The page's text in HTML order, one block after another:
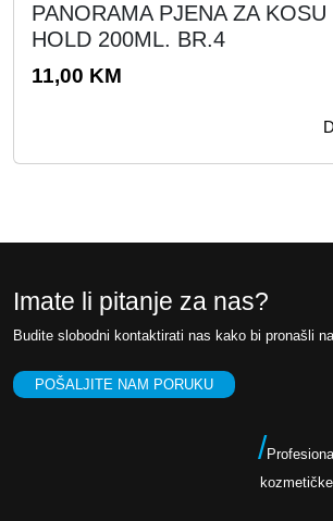
PANORAMA PJENA ZA KOSU
HOLD 200ML. BR.4
11,00 KM
Imate li pitanje za nas?
Budite slobodni kontaktirati nas kako bi pronašli
POŠALJITE NAM PORUKU
/